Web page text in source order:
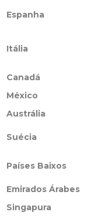
Espanha
Itália
Canadá
México
Austrália
Suécia
Países Baixos
Emirados Árabes
Singapura